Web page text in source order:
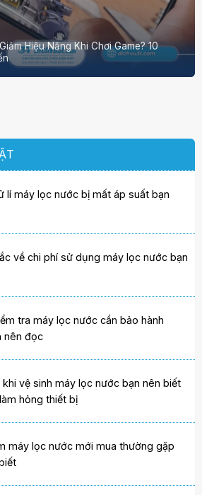
Hiệu Năng Khi Chơi Game? 10
lí máy lọc nước bị mất áp suất bạn
về chi phí sử dụng máy lọc nước bạn
tra máy lọc nước cần bảo hành
nên đọc
khi vệ sinh máy lọc nước bạn nên biết
hỏng thiết bị
máy lọc nước mới mua thường gặp